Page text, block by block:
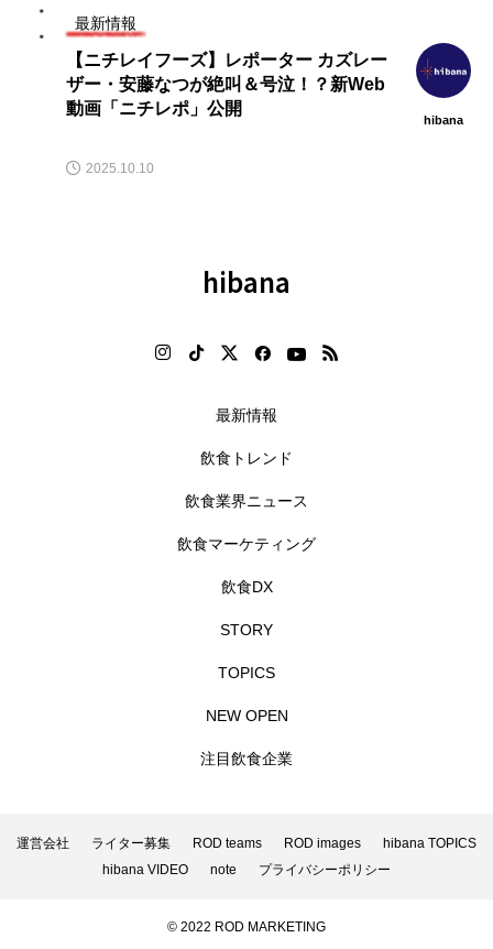
最新情報
【ニチレイフーズ】レポーター カズレー
ザー・安藤なつが絶叫＆号泣！？新Web
動画「ニチレポ」公開
hibana
2025.10.10
hibana
最新情報
飲食トレンド
飲食業界ニュース
飲食マーケティング
飲食DX
STORY
TOPICS
NEW OPEN
注目飲食企業
運営会社 ライター募集 ROD teams ROD images
hibana TOPICS
hibana VIDEO
note プライバシーポリシー
© 2022 ROD MARKETING